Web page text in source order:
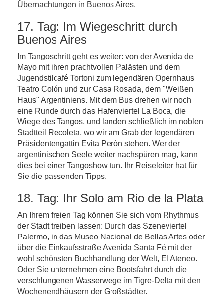
Übernachtungen in Buenos Aires.
17. Tag: Im Wiegeschritt durch
Buenos Aires
Im Tangoschritt geht es weiter: von der Avenida de
Mayo mit ihren prachtvollen Palästen und dem
Jugendstilcafé Tortoni zum legendären Opernhaus
Teatro Colón und zur Casa Rosada, dem "Weißen
Haus" Argentiniens. Mit dem Bus drehen wir noch
eine Runde durch das Hafenviertel La Boca, die
Wiege des Tangos, und landen schließlich im noblen
Stadtteil Recoleta, wo wir am Grab der legendären
Präsidentengattin Evita Perón stehen. Wer der
argentinischen Seele weiter nachspüren mag, kann
dies bei einer Tangoshow tun. Ihr Reiseleiter hat für
Sie die passenden Tipps.
18. Tag: Ihr Solo am Rio de la Plata
An Ihrem freien Tag können Sie sich vom Rhythmus
der Stadt treiben lassen: Durch das Szeneviertel
Palermo, in das Museo Nacional de Bellas Artes oder
über die Einkaufsstraße Avenida Santa Fé mit der
wohl schönsten Buchhandlung der Welt, El Ateneo.
Oder Sie unternehmen eine Bootsfahrt durch die
verschlungenen Wasserwege im Tigre-Delta mit den
Wochenendhäusern der Großstädter.